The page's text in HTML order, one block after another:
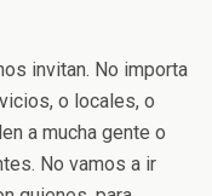
invitan. No importa
o locales, o
a mucha gente o
No vamos a ir